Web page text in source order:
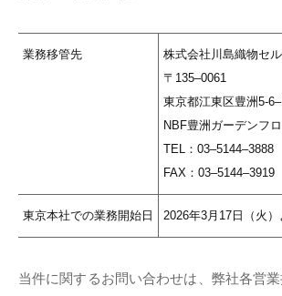
業務移管先
株式会社川島織物セ
〒135‒0061
東京都江東区豊洲5-
NBF豊洲ガーデンフ
TEL：03‒5144‒3888
FAX：03‒5144‒3919
東京本社での業務開始日 2026年3月17日（火）
当件に関するお問い合わせは、弊社各営